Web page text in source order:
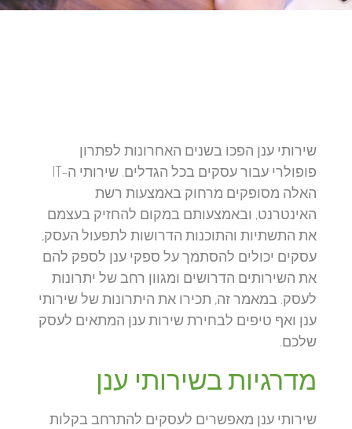
שירותי ענן הפכו בשנים האחרונות לפתרון
פופולרי עבור עסקים בכל הגדלים. שירותי ה-IT
האלה מסופקים מרחוק באמצעות רשת
האינטרנט, ובאמצעותם במקום להחזיק בעצמם
את התשתיות והתוכנות הדרושות לתפעול העסק,
עסקים יכולים להסתמך על ספקי ענן לספק להם
את השירותים הדרושים ומגוון רחב של יתרונות
לעסק. במאמר זה, תכירו את היתרונות של שירותי
ענן ואף טיפים לבחירת שירות ענן המתאים לעסק
שלכם.
מדרגיות בשירותי ענן
שירותי ענן מאפשרים לעסקים להתרחב בקלות